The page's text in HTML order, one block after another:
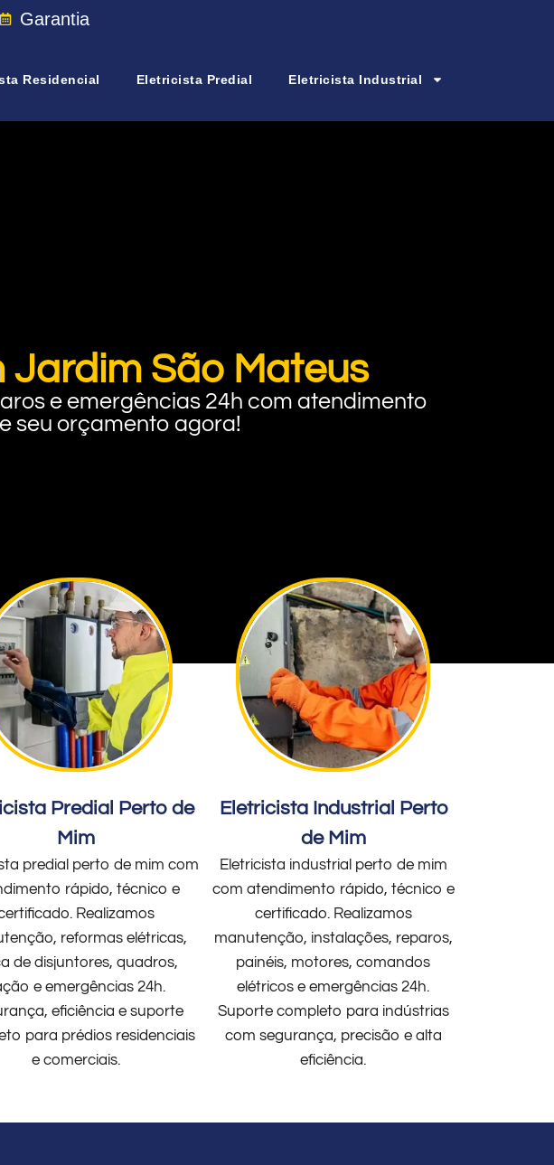
Garantia
Residencial Eletricista Predial Eletricista Industrial
Jardim São Mateus
e emergências 24h com atendimento
seu orçamento agora!
Predial Perto de
Mim
predial perto de mim com
rápido, técnico e
Realizamos
reformas elétricas,
de disjuntores, quadros,
e emergências 24h.
eficiência e suporte
para prédios residenciais
e comerciais.
Eletricista Industrial Perto
de Mim
Eletricista industrial perto de mim
com atendimento rápido, técnico e
certificado. Realizamos
manutenção, instalações, reparos,
painéis, motores, comandos
elétricos e emergências 24h.
Suporte completo para indústrias
com segurança, precisão e alta
eficiência.